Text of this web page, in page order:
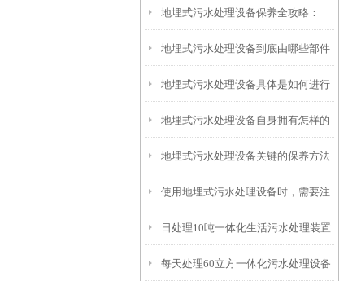
地埋式污水处理设备保养全攻略：
让“地下卫士”持续高效运转
地埋式污水处理设备到底由哪些部件
撑起？核心结构一文拆解
地埋式污水处理设备具体是如何进行
安装的呢？
地埋式污水处理设备自身拥有怎样的
特点呢？
地埋式污水处理设备关键的保养方法
使用地埋式污水处理设备时，需要注
意以下事项
日处理10吨一体化生活污水处理装置
每天处理60立方一体化污水处理设备